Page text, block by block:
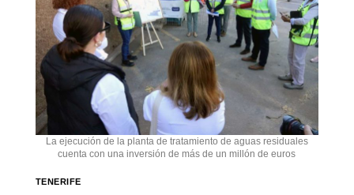
La ejecución de la planta de tratamiento de aguas residuales
cuenta con una inversión de más de un millón de euros
TENERIFE